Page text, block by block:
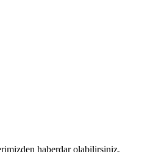
haberdar olabilirsiniz.